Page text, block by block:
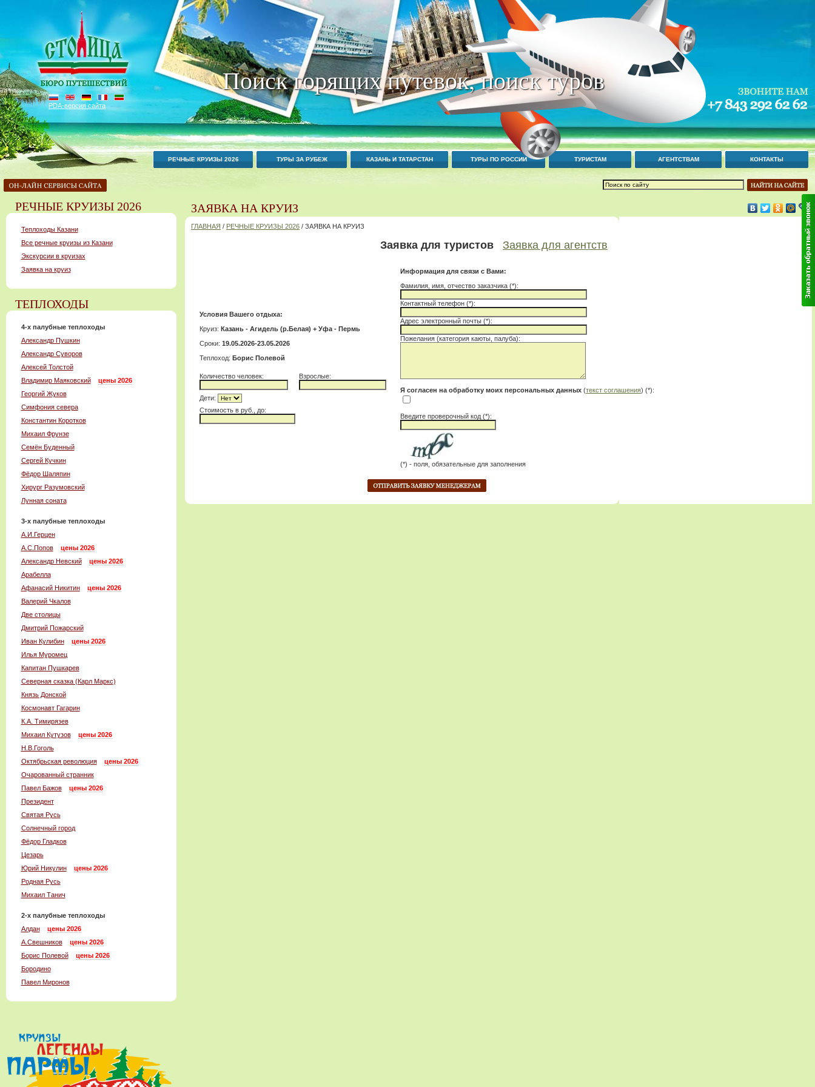
Поиск горящих путевок, поиск туров
PDA-версия сайта
РЕЧНЫЕ КРУИЗЫ 2026 ТУРЫ ЗА РУБЕЖ КАЗАНЬ И ТАТАРСТАН ТУРЫ ПО РОССИИ ТУРИСТАМ АГЕНТСТВАМ КОНТАКТЫ
РЕЧНЫЕ КРУИЗЫ 2026
Теплоходы Казани
Все речные круизы из Казани
Экскурсии в круизах
Заявка на круиз
ТЕПЛОХОДЫ
4-x палубные теплоходы
Александр Пушкин
Александр Суворов
Алексей Толстой
Владимир Маяковский
цены 2026
Георгий Жуков
Симфония севера
Константин Коротков
Михаил Фрунзе
Семён Буденный
Сергей Кучкин
Фёдор Шаляпин
Хирург Разумовский
Лунная соната
3-x палубные теплоходы
А.И.Герцен
А.С.Попов
цены 2026
Александр Невский
цены 2026
Арабелла
Афанасий Никитин
цены 2026
Валерий Чкалов
Две столицы
Дмитрий Пожарский
Иван Кулибин
цены 2026
Илья Муромец
Капитан Пушкарев
Северная сказка (Карл Маркс)
Князь Донской
Космонавт Гагарин
К.А. Тимирязев
Михаил Кутузов
цены 2026
Н.В.Гоголь
Октябрьская революция
цены 2026
Очарованный странник
Павел Бажов
цены 2026
Президент
Святая Русь
Солнечный город
Фёдор Гладков
Цезарь
Юрий Никулин
цены 2026
Родная Русь
Михаил Танич
2-x палубные теплоходы
Алдан
цены 2026
А.Свешников
цены 2026
Борис Полевой
цены 2026
Бородино
Павел Миронов
ЗАЯВКА НА КРУИЗ
ГЛАВНАЯ / РЕЧНЫЕ КРУИЗЫ 2026 / ЗАЯВКА НА КРУИЗ
Заявка для туристов Заявка для агентств
Условия Вашего отдыха:
Круиз: Казань - Агидель (р.Белая) + Уфа - Пермь
Сроки: 19.05.2026-23.05.2026
Теплоход: Борис Полевой
Количество человек: Взрослые:
Дети:
Cтоимость в руб., до:
Информация для связи с Вами:
Фамилия, имя, отчество заказчика (*):
Контактный телефон (*):
Адрес электронный почты (*):
Пожелания (категория каюты, палуба):
Я согласен на обработку моих персональных данных (текст соглашения) (*):
Введите проверочный код (*):
(*) - поля, обязательные для заполнения